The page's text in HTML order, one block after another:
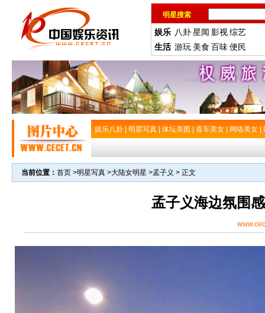
明星搜索
娱乐 八卦星闻 影视综艺
生活 游玩 美食 百味便民
娱乐八卦 明星写真 体坛美图 香车美女 网络美女
当前位置： 首页 >明星写真 >大陆女明星 >孟子义 > 正文
孟子义海边氛围